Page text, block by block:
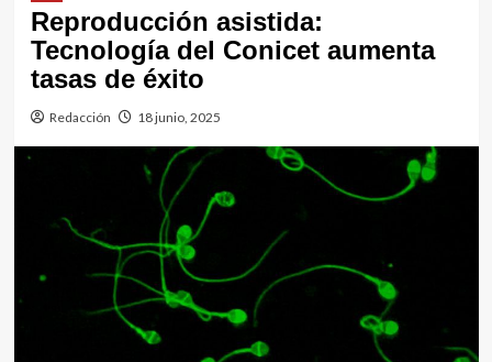
Reproducción asistida:
Tecnología del Conicet aumenta
tasas de éxito
Redacción 18 junio, 2025